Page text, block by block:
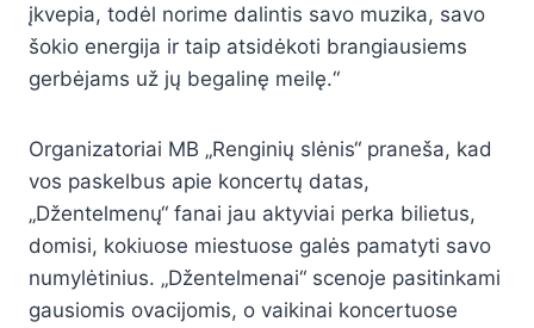
įkvepia, todėl norime dalintis savo muzika, savo
šokio energija ir taip atsidėkoti brangiausiems
gerbėjams už jų begalinę meilę.“
Organizatoriai MB „Renginių slėnis“ praneša, kad
vos paskelbus apie koncertų datas,
„Džentelmenų“ fanai jau aktyviai perka bilietus,
domisi, kokiuose miestuose galės pamatyti savo
numylėtinius. „Džentelmenai“ scenoje pasitinkami
gausiomis ovacijomis, o vaikinai koncertuose